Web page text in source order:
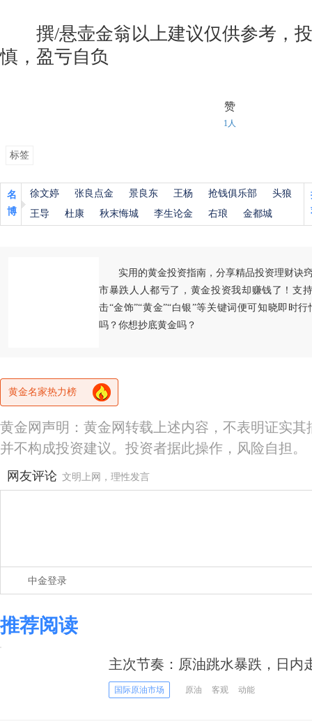
撰/悬壶金翁以上建议仅供参考，投
慎，盈亏自负
赞
1人
标签
名
博
徐文婷 张良点金 景良东 王杨 抢钱俱乐部
头狼
王导
杜康 秋末悔城 李生论金 右琅 金都城
实用的黄金投资指南，分享精品投资理财诀
市暴跌人人都亏了，黄金投资我却赚钱了！支
击“金饰”“黄金”“白银”等关键词便可知晓即时
吗？你想抄底黄金吗？
黄金名家热力榜
黄金网声明：黄金网转载上述内容，不表明证实
并不构成投资建议。投资者据此操作，风险自担。
网友评论 文明上网，理性发言
中金登录
推荐阅读
主次节奏：原油跳水暴跌，日内
国际原油市场 原油 客观 动能